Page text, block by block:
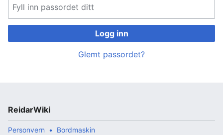
Logg inn
Glemt passordet?
ReidarWiki
Personvern Bordmaskin